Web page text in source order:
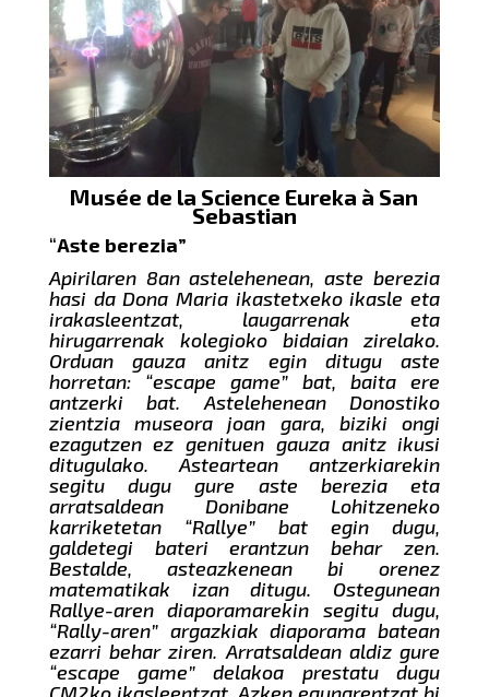
Musée de la Science Eureka à San
Sebastian
“Aste berezia”
Apirilaren 8an astelehenean, aste berezia
hasi da Dona Maria ikastetxeko ikasle eta
irakasleentzat, laugarrenak eta
hirugarrenak kolegioko bidaian zirelako.
Orduan gauza anitz egin ditugu aste
horretan: “escape game” bat, baita ere
antzerki bat. Astelehenean Donostiko
zientzia museora joan gara, biziki ongi
ezagutzen ez genituen gauza anitz ikusi
ditugulako. Asteartean antzerkiarekin
segitu dugu gure aste berezia eta
arratsaldean Donibane Lohitzeneko
karriketetan “Rallye” bat egin dugu,
galdetegi bateri erantzun behar zen.
Bestalde, asteazkenean bi orenez
matematikak izan ditugu. Ostegunean
Rallye-aren diaporamarekin segitu dugu,
“Rally-aren” argazkiak diaporama batean
ezarri behar ziren. Arratsaldean aldiz gure
“escape game” delakoa prestatu dugu